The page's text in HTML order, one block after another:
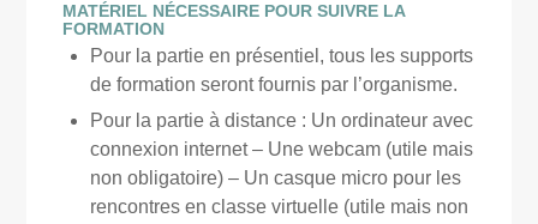
MATÉRIEL NÉCESSAIRE POUR SUIVRE LA
FORMATION
Pour la partie en présentiel, tous les supports
de formation seront fournis par l’organisme.
Pour la partie à distance : Un ordinateur avec
connexion internet – Une webcam (utile mais
non obligatoire) – Un casque micro pour les
rencontres en classe virtuelle (utile mais non